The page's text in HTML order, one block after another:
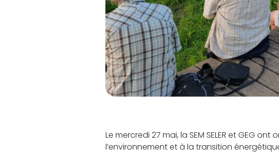
Le mercredi 27 mai, la SEM SELER et GEG
l’environnement et à la transition